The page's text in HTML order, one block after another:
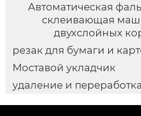
Автоматическая
склеивающая
двухслойных
резак для бумаги и
Моставой укладчик
удаление и